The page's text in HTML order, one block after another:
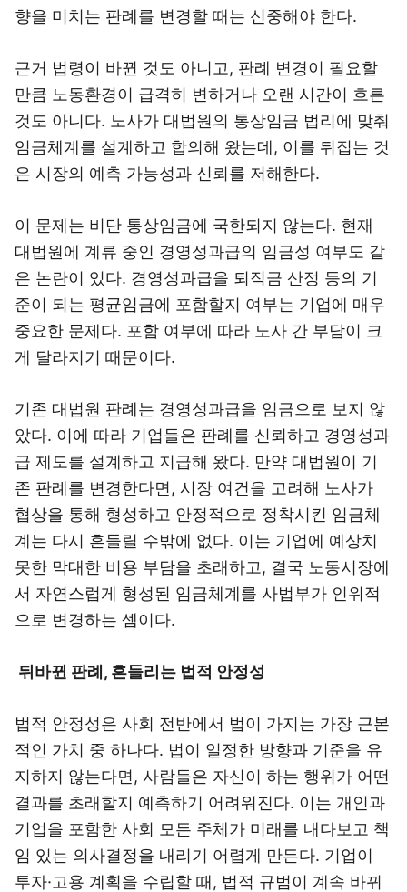
향을 미치는 판례를 변경할 때는 신중해야 한다.
근거 법령이 바뀐 것도 아니고, 판례 변경이 필요할
만큼 노동환경이 급격히 변하거나 오랜 시간이 흐른
것도 아니다. 노사가 대법원의 통상임금 법리에 맞춰
임금체계를 설계하고 합의해 왔는데, 이를 뒤집는 것
은 시장의 예측 가능성과 신뢰를 저해한다.
이 문제는 비단 통상임금에 국한되지 않는다. 현재
대법원에 계류 중인 경영성과급의 임금성 여부도 같
은 논란이 있다. 경영성과급을 퇴직금 산정 등의 기
준이 되는 평균임금에 포함할지 여부는 기업에 매우
중요한 문제다. 포함 여부에 따라 노사 간 부담이 크
게 달라지기 때문이다.
기존 대법원 판례는 경영성과급을 임금으로 보지 않
았다. 이에 따라 기업들은 판례를 신뢰하고 경영성과
급 제도를 설계하고 지급해 왔다. 만약 대법원이 기
존 판례를 변경한다면, 시장 여건을 고려해 노사가
협상을 통해 형성하고 안정적으로 정착시킨 임금체
계는 다시 흔들릴 수밖에 없다. 이는 기업에 예상치
못한 막대한 비용 부담을 초래하고, 결국 노동시장에
서 자연스럽게 형성된 임금체계를 사법부가 인위적
으로 변경하는 셈이다.
뒤바뀐 판례, 흔들리는 법적 안정성
법적 안정성은 사회 전반에서 법이 가지는 가장 근본
적인 가치 중 하나다. 법이 일정한 방향과 기준을 유
지하지 않는다면, 사람들은 자신이 하는 행위가 어떤
결과를 초래할지 예측하기 어려워진다. 이는 개인과
기업을 포함한 사회 모든 주체가 미래를 내다보고 책
임 있는 의사결정을 내리기 어렵게 만든다. 기업이
투자·고용 계획을 수립할 때, 법적 규범이 계속 바뀌